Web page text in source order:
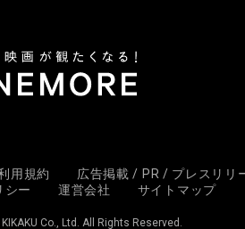
用規約
広告掲載 / PR / プレスリリ
シー
運営会社 サイトマップ
Co., Ltd. All Rights Reserved.